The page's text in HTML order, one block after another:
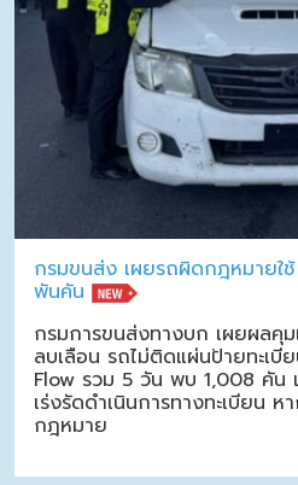
กรมขนส่ง เผยรถผิดกฎหมายใ
พันคัน
กรมการขนส่งทางบก เผยผลคุ
ลบเลือน รถไม่ติดแผ่นป้ายทะเ
Flow รวม 5 วัน พบ 1,008 คัน
เร่งรัดดำเนินการทางทะเบียน
กฎหมาย